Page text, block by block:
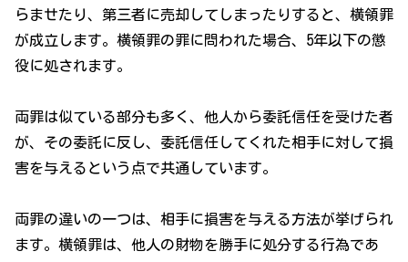
らませたり、第三者に売却してしまったりすると、横領罪
が成立します。横領罪の罪に問われた場合、5年以下の懲
役に処されます。
両罪は似ている部分も多く、他人から委託信任を受けた者
が、その委託に反し、委託信任してくれた相手に対して損
害を与えるという点で共通しています。
両罪の違いの一つは、相手に損害を与える方法が挙げられ
ます。横領罪は、他人の財物を勝手に処分する行為であ